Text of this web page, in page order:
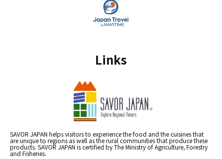
Links
SAVOR JAPAN helps visitors to experience the food and the cuisines that
are unique to regions as well as the rural communities that produce these
products. SAVOR JAPAN is certified by The Ministry of Agriculture, Forestry
and Fisheries.